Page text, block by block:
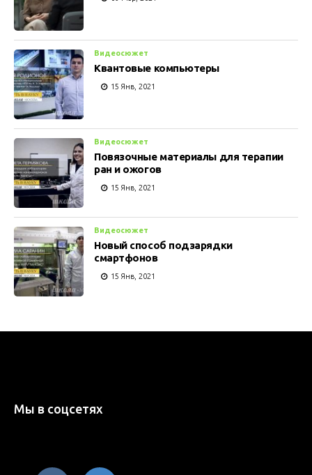
Видеосюжет
Квантовые компьютеры
15 Янв, 2021
Видеосюжет
Повязочные материалы для терапии
ран и ожогов
15 Янв, 2021
Видеосюжет
Новый способ подзарядки
смартфонов
15 Янв, 2021
Мы в соцсетях